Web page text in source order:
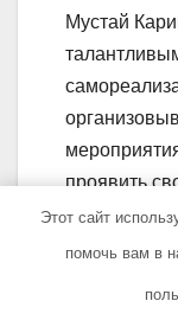
Мустай
проявить
Карим
поддержку
Этот сайт
помочь вам в